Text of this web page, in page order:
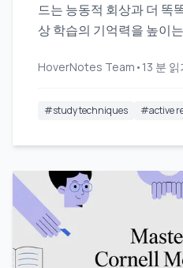
드는 능동적 회상과 더 똑
상 학습의 기억력을 높이
HoverNotes Team • 13 분 읽
#study techniques #active